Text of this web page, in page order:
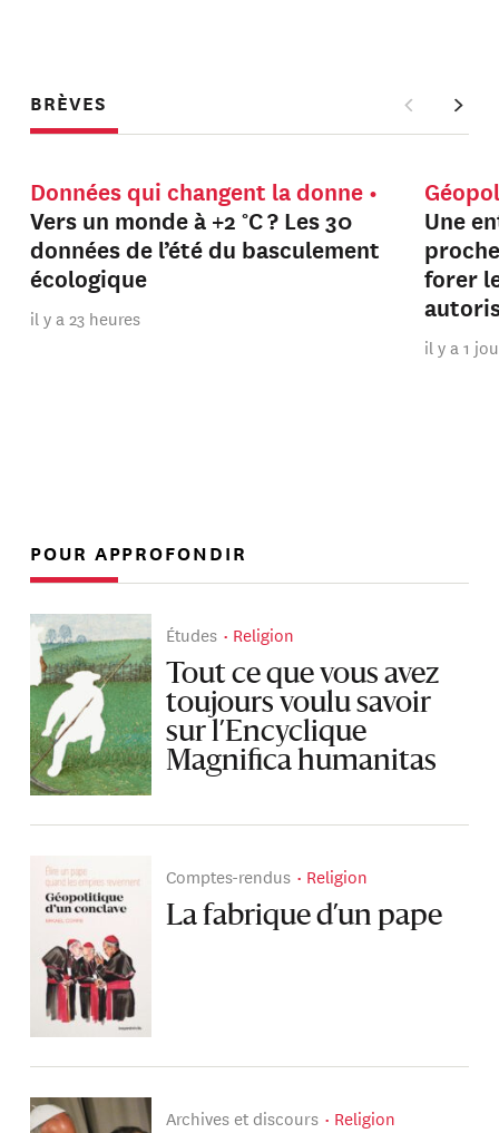
BRÈVES
Données qui changent la donne
Vers un monde à +2 °C ? Les 30
données de l’été du basculement
écologique
il y a 23 heures
Une
forer
il y a 1
POUR APPROFONDIR
Études Religion
Tout ce que vous avez
toujours voulu savoir
sur l’Encyclique
Magnifica humanitas
Comptes-rendus Religion
La fabrique d’un pape
Archives et discours Religion